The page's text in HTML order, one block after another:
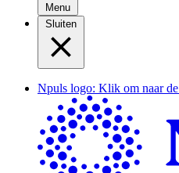
Menu
Sluiten
Npuls logo: Klik om naar de